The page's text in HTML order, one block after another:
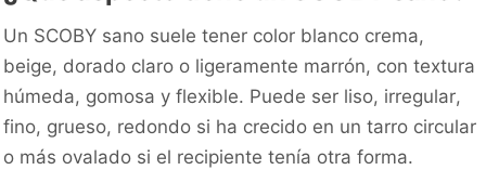
Un SCOBY sano suele tener color blanco crema,
beige, dorado claro o ligeramente marrón, con textura
húmeda, gomosa y flexible. Puede ser liso, irregular,
fino, grueso, redondo si ha crecido en un tarro circular
o más ovalado si el recipiente tenía otra forma.